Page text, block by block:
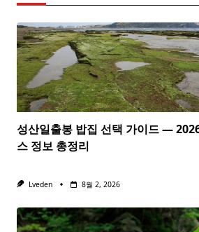
성산일출봉 밥집 선택 가이드 —
스 정보 총정리
Lveden 8월 2, 2026